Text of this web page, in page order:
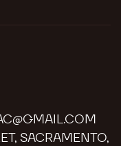
SACRAMENTO,